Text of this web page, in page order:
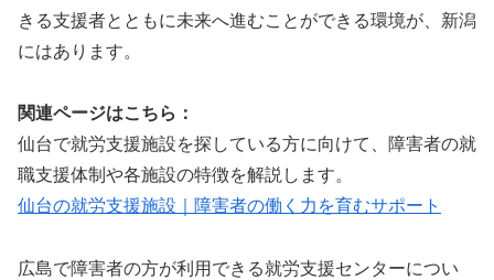
きる支援者とともに未来へ進むことができる環境が、新潟
にはあります。
関連ページはこちら：
仙台で就労支援施設を探している方に向けて、障害者の就
職支援体制や各施設の特徴を解説します。
仙台の就労支援施設｜障害者の働く力を育むサポート
広島で障害者の方が利用できる就労支援センターについ